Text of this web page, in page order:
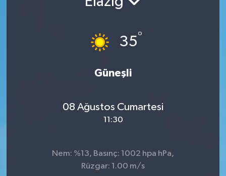
35°
Güneşli
08 Ağustos Cumartesi
11:30
Nem: %13, Basınç: 1002 hpa hPa,
Rüzgar: 1.00 m/s